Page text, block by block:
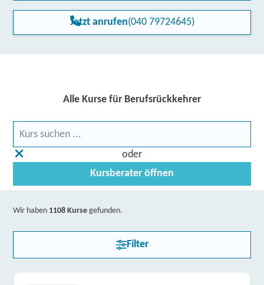
Jetzt anrufen(040 79724645)
Alle Kurse für Berufsrückkehrer
oder
Kursberater öffnen
Wir haben 1108 Kurse gefunden.
Filter